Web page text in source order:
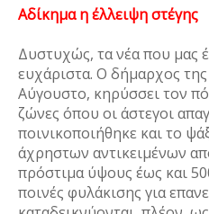
Αδίκημα η έλλειψη στέγης
Δυστυχώς, τα νέα που μας
ευχάριστα. Ο δήμαρχος
Αύγουστο, κηρύσσει τον
ζώνες όπου οι άστεγοι
ποινικοποιήθηκε και το
άχρηστων αντικειμένων
πρόστιμα ύψους έως και
ποινές φυλάκισης για